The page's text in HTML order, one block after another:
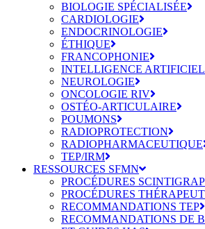
BIOLOGIE SPÉCIALISÉE
CARDIOLOGIE
ENDOCRINOLOGIE
ÉTHIQUE
FRANCOPHONIE
INTELLIGENCE
NEUROLOGIE
ONCOLOGIE RIV
OSTÉO-ARTICULAIRE
POUMONS
RADIOPROTECTION
RADIOPHARMACEUTIQUE
TEP/IRM
RESSOURCES SFMN
PROCÉDURES
PROCÉDURES
RECOMMANDATIONS TEP
RECOMMANDATIONS DE